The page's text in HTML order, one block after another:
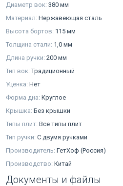
Диаметр вок: 380 мм
Материал: Нержавеющая сталь
Высота бортов: 115 мм
Толщина стали: 1,0 мм
Длина ручки: 200 мм
Тип вок:Традиционный
Уценка: Нет
Форма дна: Круглое
Крышка: Без крышки
Типы плит: Все типы плит
Тип ручки: С двумя ручками
Производитель: ГетХоф (Россия)
Производство: Китай
Документы и файлы